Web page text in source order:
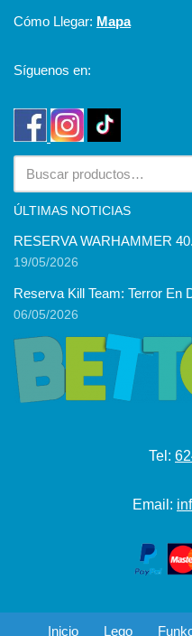
Cómo Llegar: Mapa
Síguenos en:
ÚLTIMAS NOTICIAS
RESERVA WARHAMMER
19/05/2026
Reserva Kill Team: Terror En
06/05/2026
Tel:
Email:
Inicio Lego